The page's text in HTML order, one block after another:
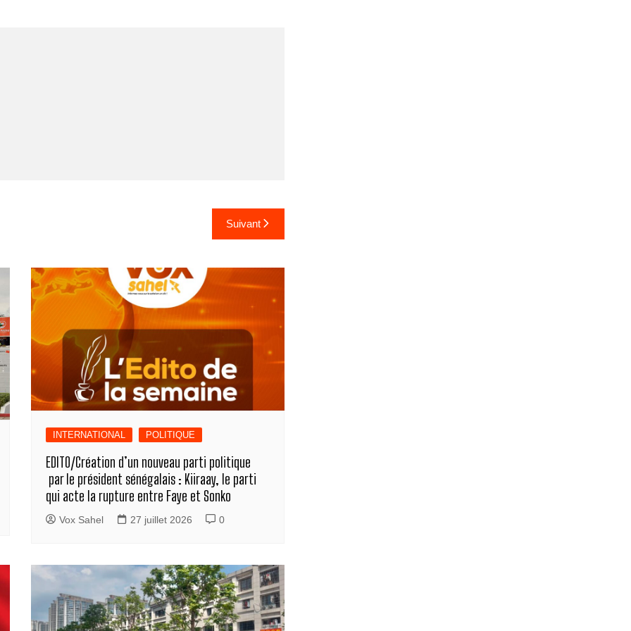
Suivant
INTERNATIONAL POLITIQUE
EDITO/Création d’un nouveau parti politique
par le président sénégalais : Kiiraay, le parti
qui acte la rupture entre Faye et Sonko
Vox Sahel 27 juillet 2026 0